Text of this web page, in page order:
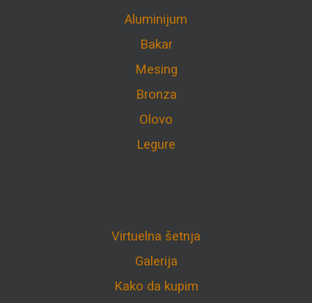
Aluminijum
Bakar
Mesing
Bronza
Olovo
Legure
Virtuelna šetnja
Galerija
Kako da kupim